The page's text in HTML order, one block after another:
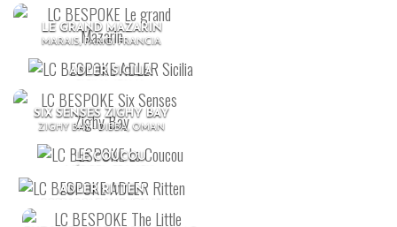
LE GRAND MAZARIN
MARAIS, PARIGI FRANCIA
ADLER SICILIA
SIX SENSES ZIGHY BAY
ZIGHY BAY - DIBBA, OMAN
LE COUCOU
ADLER RITTEN